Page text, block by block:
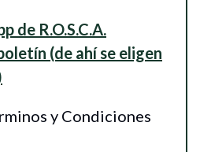
de R.O.S.C.A.
(de ahí se eligen
y Condiciones